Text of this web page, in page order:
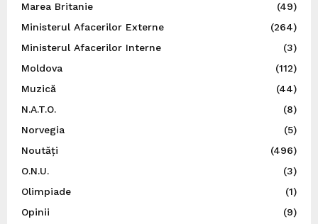
Marea Britanie
(49)
Ministerul Afacerilor Externe
(264)
Ministerul Afacerilor Interne
(3)
Moldova
(112)
Muzică
(44)
N.A.T.O.
(8)
Norvegia
(5)
Noutăți
(496)
O.N.U.
(3)
Olimpiade
(1)
Opinii
(9)